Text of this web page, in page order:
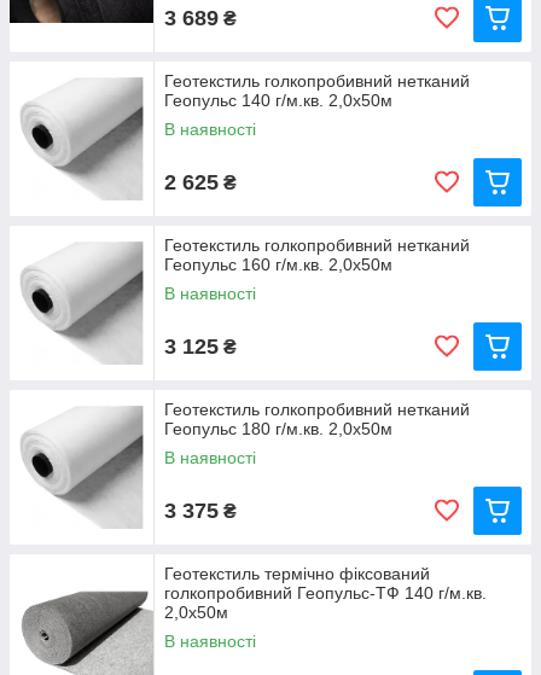
3 689 ₴
Геотекстиль голкопробивний нетканий
Геопульс 140 г/м.кв. 2,0x50м
В наявності
2 625 ₴
Геотекстиль голкопробивний нетканий
Геопульс 160 г/м.кв. 2,0x50м
В наявності
3 125 ₴
Геотекстиль голкопробивний нетканий
Геопульс 180 г/м.кв. 2,0x50м
В наявності
3 375 ₴
Геотекстиль термічно фіксований
голкопробивний Геопульс-ТФ 140 г/м.кв.
2,0x50м
В наявності